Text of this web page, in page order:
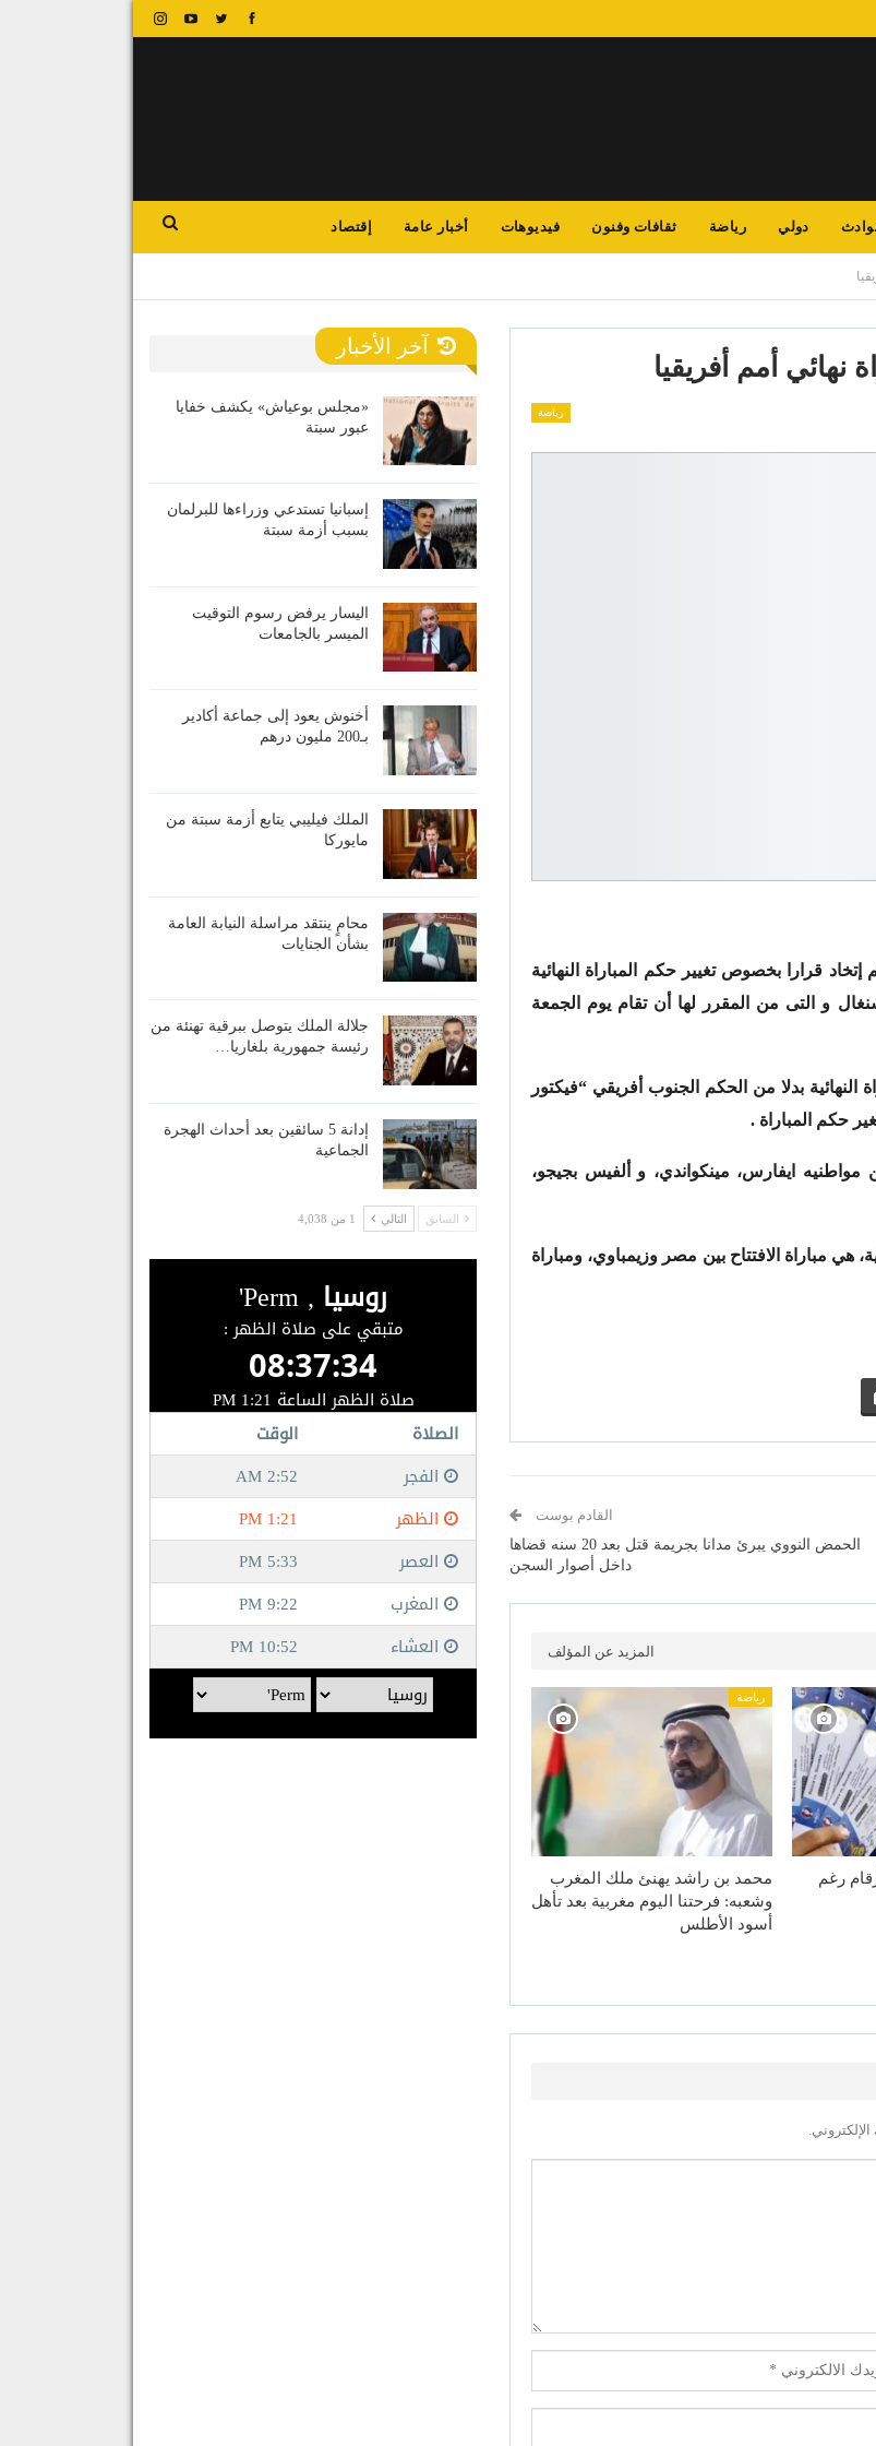
دولي رياضة ثقافات وفنون فيديوهات أخبار عامة إقتصاد
نهائي أمم أفريقيا
رياضة
قرارا بخصوص تغيير حكم المباراة النهائية
الجزائر والسنغال و التى من المقرر لها أن تقام يوم الجمعة
النهائية بدلا من الحكم الجنوب أفريقي “فيكتور
حكم المباراة .
ايفارس، مينكواندي، و ألفيس بجيجو،
هي مباراة الافتتاح بين مصر وزيمباوي، ومباراة
القادم بوست
الحمض النووي يبرئ مدانا بجريمة قتل بعد 20 سنه قضاها
داخل أصوار السجن
المزيد عن المؤلف
الأرقام رغم
رياضة
محمد بن راشد يهنئ ملك المغرب
وشعبه: فرحتنا اليوم مغربية بعد تأهل
أسود الأطلس
آخر الأخبار
«مجلس بوعياش» يكشف خفايا
عبور سبتة
إسبانيا تستدعي وزراءها للبرلمان
بسبب أزمة سبتة
اليسار يرفض رسوم التوقيت
الميسر بالجامعات
أخنوش يعود إلى جماعة أكادير
بـ200 مليون درهم
الملك فيليبي يتابع أزمة سبتة من
مايوركا
محامٍ ينتقد مراسلة النيابة العامة
بشأن الجنايات
جلالة الملك يتوصل ببرقية تهنئة من
رئيسة جمهورية بلغاريا…
إدانة 5 سائقين بعد أحداث الهجرة
الجماعية
السابق التالي 1 من 4,038